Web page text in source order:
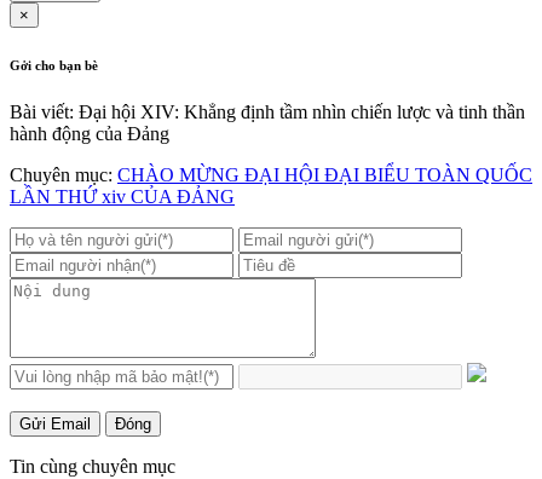
×
Gởi cho bạn bè
Bài viết: Đại hội XIV: Khẳng định tầm nhìn chiến lược và tinh thần
hành động của Đảng
Chuyên mục: CHÀO MỪNG ĐẠI HỘI ĐẠI BIỂU TOÀN QUỐC
LẦN THỨ xiv CỦA ĐẢNG
Gửi Email Đóng
Tin cùng chuyên mục